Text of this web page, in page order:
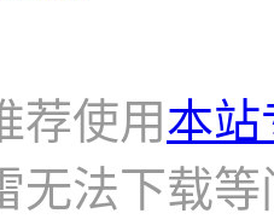
荐使用本站
无法下载等